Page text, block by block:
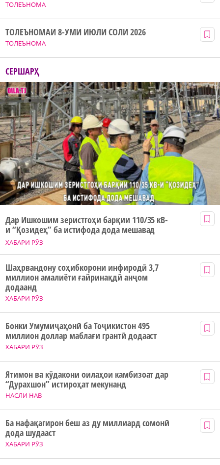
ТОЛЕЪНОМА
ТОЛЕЪНОМА
ТОЛЕЪНОМАИ 8-УМИ ИЮЛИ СОЛИ 2026
СЕРШАРҲ
ХАБАРИ РӮЗ
Дар Ишкошим зеристгоҳи барқии 110/35 кВ-
и “Қозидеҳ” ба истифода дода мешавад
ХАБАРИ РӮЗ
Шаҳрвандону соҳибкорони инфиродӣ 3,7
миллион амалиёти ғайринақдӣ анҷом
додаанд
ХАБАРИ РӮЗ
Бонки Умумиҷаҳонӣ ба Тоҷикистон 495
миллион доллар маблағи грантӣ додааст
НАСЛИ НАВ
Ятимон ва кӯдакони оилаҳои камбизоат дар
“Дурахшон” истироҳат мекунанд
ХАБАРИ РӮЗ
Ба нафақагирон беш аз ду миллиард сомонӣ
дода шудааст